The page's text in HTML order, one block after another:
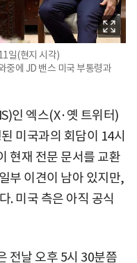
일(현지 시각)
중에 JD 밴스 미국 부통령과
인 엑스(X·옛 트위터)
미국과의 회담이 14시
현재 전문 문서를 교환
부 이견이 남아 있지만,
. 미국 측은 아직 공식
전날 오후 5시 30분쯤